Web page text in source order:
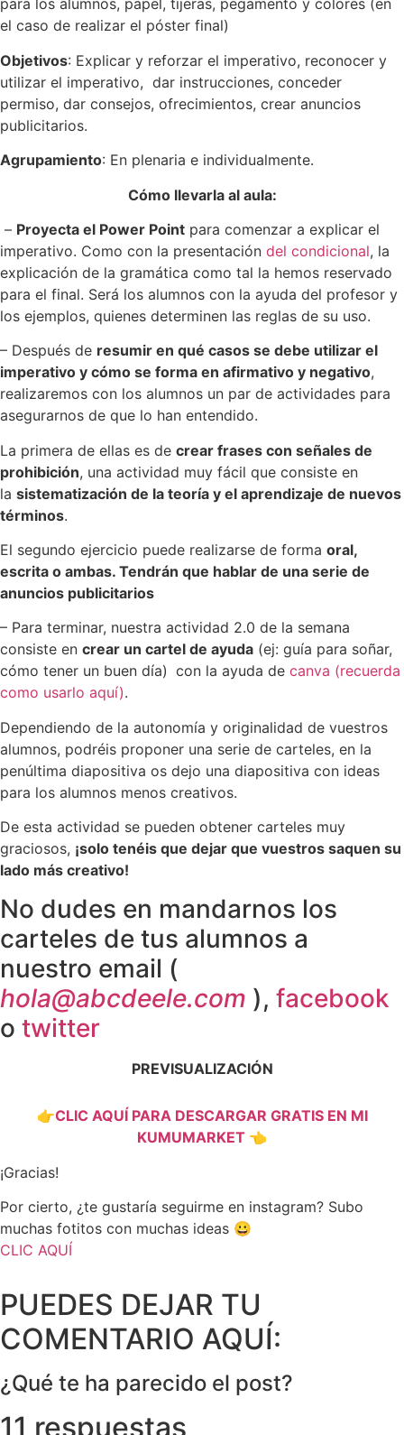
para los alumnos, papel, tijeras, pegamento y colores (en
el caso de realizar el póster final)
Objetivos: Explicar y reforzar el imperativo, reconocer y
utilizar el imperativo, dar instrucciones, conceder
permiso, dar consejos, ofrecimientos, crear anuncios
publicitarios.
Agrupamiento: En plenaria e individualmente.
Cómo llevarla al aula:
– Proyecta el Power Point para comenzar a explicar el
imperativo. Como con la presentación del condicional, la
explicación de la gramática como tal la hemos reservado
para el final. Será los alumnos con la ayuda del profesor y
los ejemplos, quienes determinen las reglas de su uso.
– Después de resumir en qué casos se debe utilizar el
imperativo y cómo se forma en afirmativo y negativo,
realizaremos con los alumnos un par de actividades para
asegurarnos de que lo han entendido.
La primera de ellas es de crear frases con señales de
prohibición, una actividad muy fácil que consiste en
la sistematización de la teoría y el aprendizaje de nuevos
términos.
El segundo ejercicio puede realizarse de forma oral,
escrita o ambas. Tendrán que hablar de una serie de
anuncios publicitarios
– Para terminar, nuestra actividad 2.0 de la semana
consiste en crear un cartel de ayuda (ej: guía para soñar,
cómo tener un buen día) con la ayuda de canva (recuerda
como usarlo aquí).
Dependiendo de la autonomía y originalidad de vuestros
alumnos, podréis proponer una serie de carteles, en la
penúltima diapositiva os dejo una diapositiva con ideas
para los alumnos menos creativos.
De esta actividad se pueden obtener carteles muy
graciosos, ¡solo tenéis que dejar que vuestros saquen su
lado más creativo!
No dudes en mandarnos los
carteles de tus alumnos a
nuestro email (
hola@abcdeele.com ), facebook
o twitter
PREVISUALIZACIÓN
👉CLIC AQUÍ PARA DESCARGAR GRATIS EN MI
KUMUMARKET 👈
¡Gracias!
Por cierto, ¿te gustaría seguirme en instagram? Subo
muchas fotitos con muchas ideas 😀
CLIC AQUÍ
PUEDES DEJAR TU
COMENTARIO AQUÍ:
¿Qué te ha parecido el post?
11 respuestas